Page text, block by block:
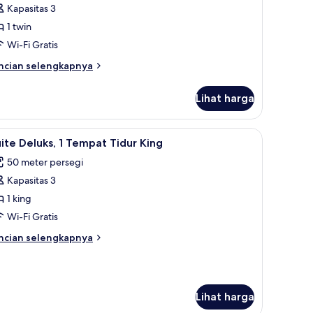
Kapasitas 3
1 twin
Wi-Fi Gratis
selengkapnya
Lihat harga
ekstra lembut, isi minibar gratis, dan brankasSuite Deluks, 1 Tempat Tidur King | Seprai
10 Deluks, 1 Tempat Tidur King
50 meter persegi
Kapasitas 3
1 king
Wi-Fi Gratis
selengkapnya
Lihat harga